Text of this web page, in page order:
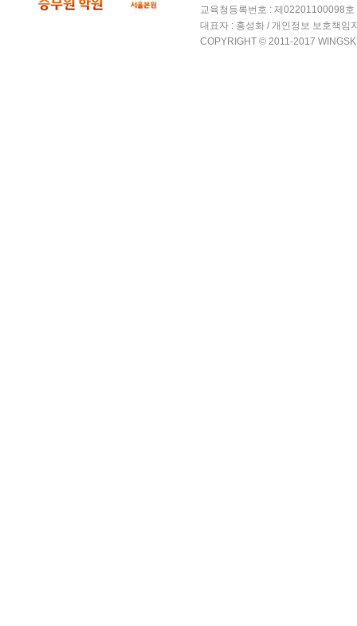
교육청등록번호 : 제02201100098
대표자 : 홍성화 / 개인정보 보호책임
COPYRIGHT © 2011-2017